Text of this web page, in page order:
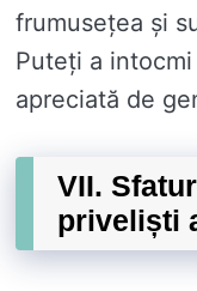
frumusețea și
Puteți a
apreciată de
VII.
priveliști